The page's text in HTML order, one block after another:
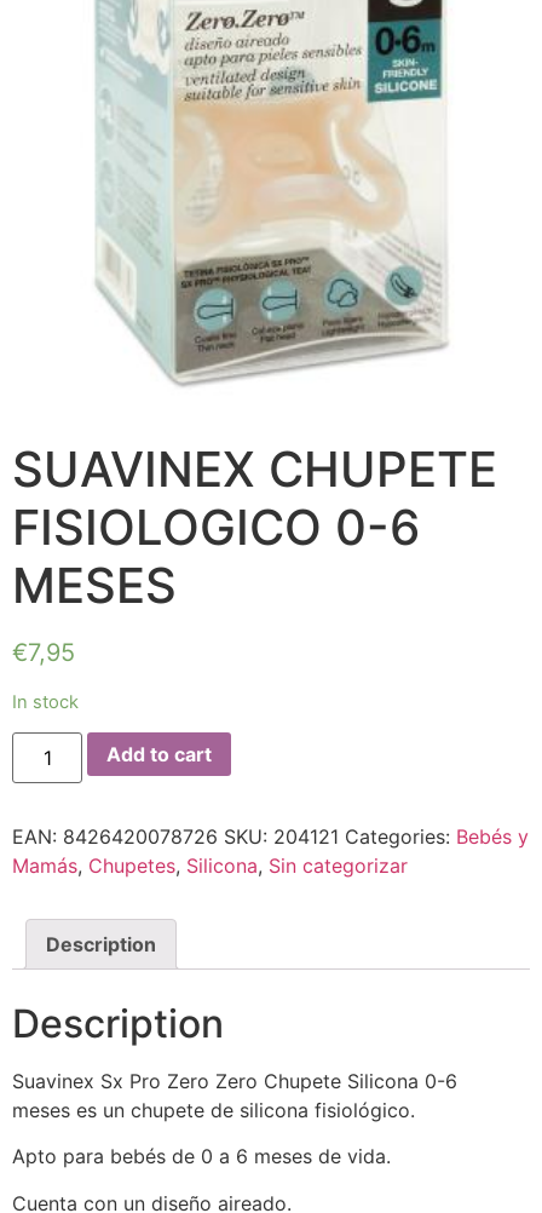
SUAVINEX CHUPETE
FISIOLOGICO 0-6
MESES
€7,95
In stock
Add to cart
EAN: 8426420078726 SKU: 204121 Categories: Bebés y
Mamás, Chupetes, Silicona, Sin categorizar
Description
Description
Suavinex Sx Pro Zero Zero Chupete Silicona 0-6
meses es un chupete de silicona fisiológico.
Apto para bebés de 0 a 6 meses de vida.
Cuenta con un diseño aireado.